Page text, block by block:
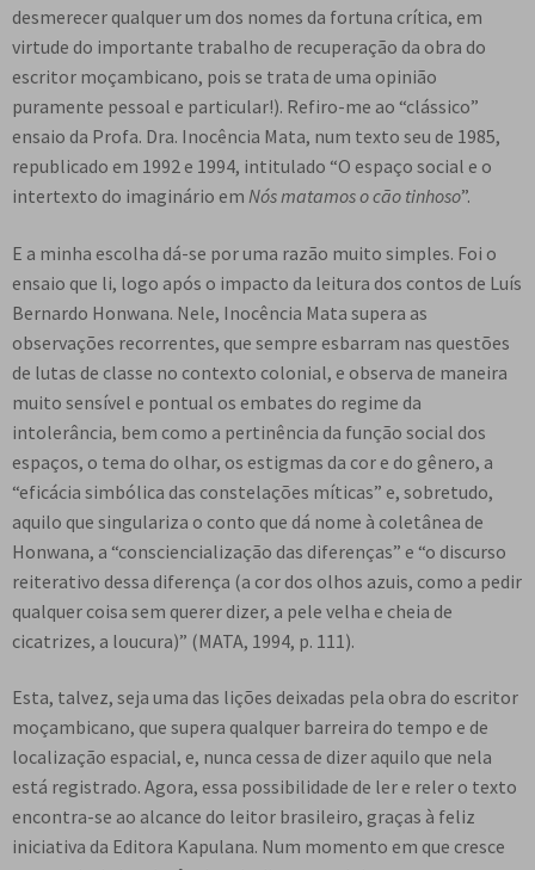
desmerecer qualquer um dos nomes da fortuna crítica, em
virtude do importante trabalho de recuperação da obra do
escritor moçambicano, pois se trata de uma opinião
puramente pessoal e particular!). Refiro-me ao “clássico”
ensaio da Profa. Dra. Inocência Mata, num texto seu de 1985,
republicado em 1992 e 1994, intitulado “O espaço social e o
intertexto do imaginário em Nós matamos o cão tinhoso”.
E a minha escolha dá-se por uma razão muito simples. Foi o
ensaio que li, logo após o impacto da leitura dos contos de Luís
Bernardo Honwana. Nele, Inocência Mata supera as
observações recorrentes, que sempre esbarram nas questões
de lutas de classe no contexto colonial, e observa de maneira
muito sensível e pontual os embates do regime da
intolerância, bem como a pertinência da função social dos
espaços, o tema do olhar, os estigmas da cor e do gênero, a
“eficácia simbólica das constelações míticas” e, sobretudo,
aquilo que singulariza o conto que dá nome à coletânea de
Honwana, a “consciencialização das diferenças” e “o discurso
reiterativo dessa diferença (a cor dos olhos azuis, como a pedir
qualquer coisa sem querer dizer, a pele velha e cheia de
cicatrizes, a loucura)” (MATA, 1994, p. 111).
Esta, talvez, seja uma das lições deixadas pela obra do escritor
moçambicano, que supera qualquer barreira do tempo e de
localização espacial, e, nunca cessa de dizer aquilo que nela
está registrado. Agora, essa possibilidade de ler e reler o texto
encontra-se ao alcance do leitor brasileiro, graças à feliz
iniciativa da Editora Kapulana. Num momento em que cresce